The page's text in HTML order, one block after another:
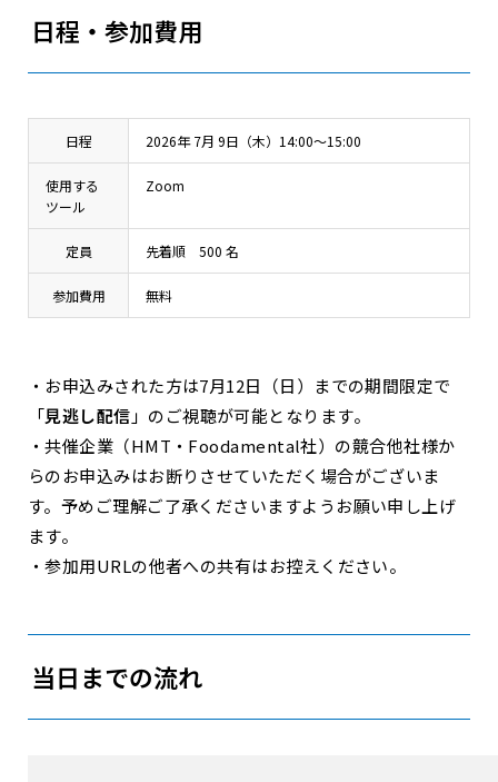
日程・参加費用
日程 2026年 7月 9日（木）14:00～15:00
使用する
ツール
Zoom
定員 先着順 500 名
参加費用 無料
・お申込みされた方は7月12日（日）までの期間限定で
「見逃し配信 」のご視聴が可能となります。
・共催企業（HMT・Foodamental社）の競合他社様か
らのお申込みはお断りさせていただく場合がございま
す。予めご理解ご了承くださいますようお願い申し上げ
ます。
・参加用URLの他者への共有はお控えください。
当日までの流れ